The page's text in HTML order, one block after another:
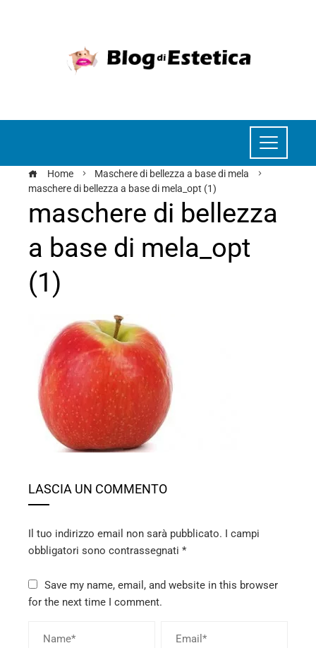
Home
Maschere di bellezza a base di mela
maschere di bellezza a base di mela_opt (1)
maschere di bellezza
a base di mela_opt
(1)
LASCIA UN COMMENTO
Il tuo indirizzo email non sarà pubblicato. I campi
obbligatori sono contrassegnati *
Save my name, email, and website in this browser
for the next time I comment.